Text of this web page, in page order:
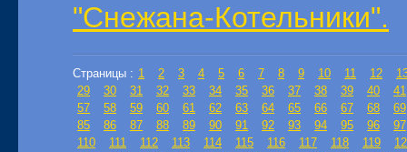
"Снежана-Котельники".
Страницы : 1 2 3 4 5 6 7 8 9 10 11 12
29
30 31 32 33 34 35 36 37 38 39 40
41
57
58 59 60 61 62 63 64 65 66 67 68
69
85
86 87 88 89 90 91 92 93 94 95 96
97
110
111 112 113 114 115 116 117 118 119